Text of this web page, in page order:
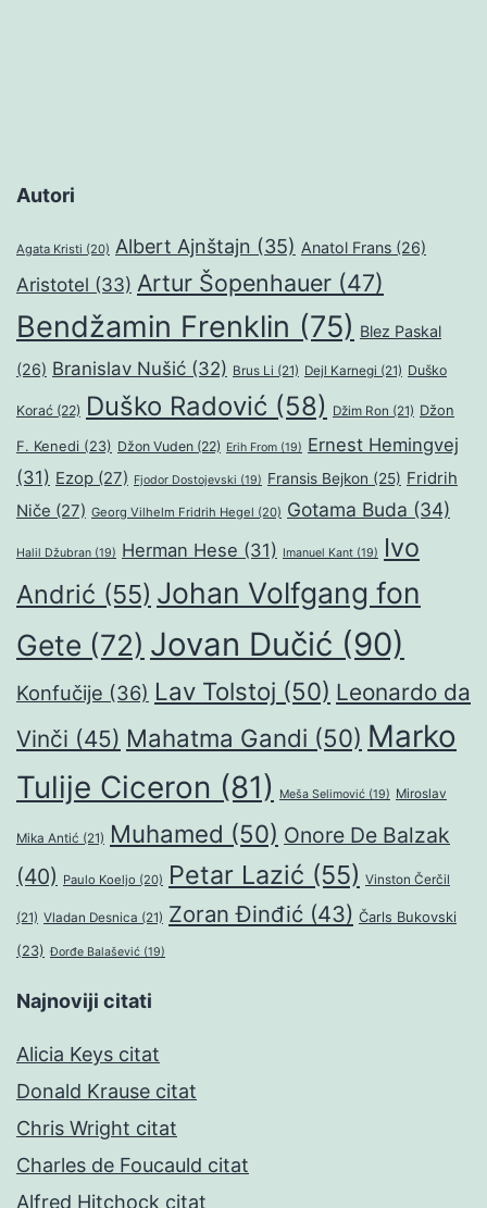
Autori
Agata Kristi (20) Albert Ajnštajn (35) Anatol Frans (26)
Aristotel (33) Artur Šopenhauer (47)
Bendžamin Frenklin (75) Blez Paskal
(26) Branislav Nušić (32) Brus Li (21) Dejl Karnegi (21) Duško
Korać (22) Duško Radović (58) Džim Ron (21) Džon
F. Kenedi (23) Džon Vuden (22) Erih From (19) Ernest Hemingvej
(31) Ezop (27) Fjodor Dostojevski (19) Fransis Bejkon (25) Fridrih
Niče (27) Georg Vilhelm Fridrih Hegel (20) Gotama Buda (34)
Halil Džubran (19) Herman Hese (31) Imanuel Kant (19)
Ivo
Andrić (55) Johan Volfgang fon
Gete (72) Jovan Dučić (90)
Konfučije (36) Lav Tolstoj (50) Leonardo da
Vinči (45) Mahatma Gandi (50) Marko
Tulije Ciceron (81) Meša Selimović (19) Miroslav
Mika Antić (21) Muhamed (50) Onore De Balzak
(40) Paulo Koeljo (20) Petar Lazić (55) Vinston Čerčil
(21) Vladan Desnica (21) Zoran Đinđić (43) Čarls Bukovski
(23) Đorđe Balašević (19)
Najnoviji citati
Alicia Keys citat
Donald Krause citat
Chris Wright citat
Charles de Foucauld citat
Alfred Hitchock citat